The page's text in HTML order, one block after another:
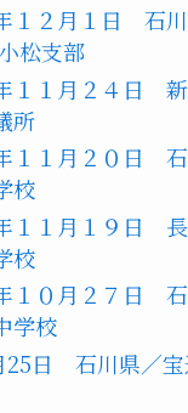
１２月１日 石
松支部
１１月２４日
所
１１月２０日
校
１１月１９日
校
１０月２７日
学校
25日 石川県／